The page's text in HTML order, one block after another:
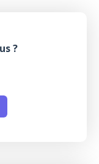
?